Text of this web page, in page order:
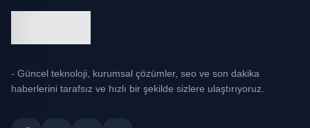
- Güncel teknoloji, kurumsal çözümler, seo ve son dakika
haberlerini tarafsız ve hızlı bir şekilde sizlere ulaştırıyoruz.